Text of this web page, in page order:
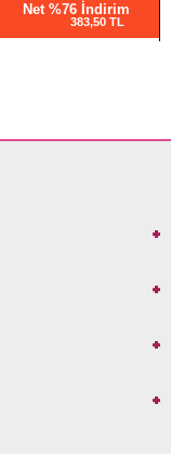
Net %76 İndirim
383,50 TL